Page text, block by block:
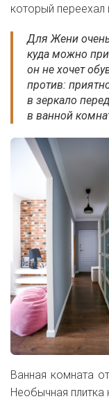
который переехал
Для Жени
куда можно
он не хочет
против:
в зеркало
в ванной
Ванная комната
Необычная плитка